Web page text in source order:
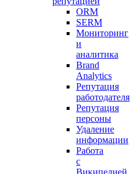
ORM
SERM
Мониторинг
и
аналитика
Brand
Analytics
Репутация
работодателя
Репутация
персоны
Удаление
информации
Работа
с
Википедией